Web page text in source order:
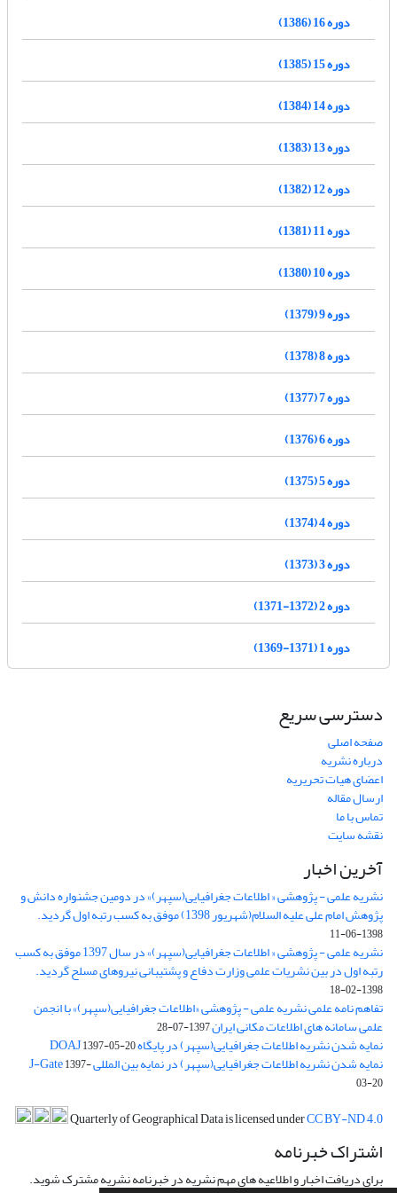
دوره 16 (1386)
دوره 15 (1385)
دوره 14 (1384)
دوره 13 (1383)
دوره 12 (1382)
دوره 11 (1381)
دوره 10 (1380)
دوره 9 (1379)
دوره 8 (1378)
دوره 7 (1377)
دوره 6 (1376)
دوره 5 (1375)
دوره 4 (1374)
دوره 3 (1373)
دوره 2 (1372-1371)
دوره 1 (1371-1369)
دسترسی سریع
صفحه اصلی
درباره نشریه
اعضای هیات تحریریه
ارسال مقاله
تماس با ما
نقشه سایت
آخرین اخبار
نشریه علمی - پژوهشی « اطلاعات جغرافیایی(سپهر)» در دومین جشنواره دانش و
پژوهش امام علی علیه السلام(شهریور 1398) موفق به کسب رتبه اول گردید.
1398-06-11
نشریه علمی - پژوهشی « اطلاعات جغرافیایی(سپهر)» در سال 1397 موفق به کسب
رتبه اول در بین نشریات علمی وزارت دفاع و پشتیبانی نیروهای مسلح گردید.
1398-02-18
تفاهم نامه علمی نشریه علمی - پژوهشی «اطلاعات جغرافیایی(سپهر)» با انجمن
علمی سامانه های اطلاعات مکانی ایران1397-07-28
نمایه شدن نشریه اطلاعات جغرافیایی(سپهر) در پایگاه DOAJ1397-05-20
نمایه شدن نشریه اطلاعات جغرافیایی(سپهر) در نمایه بین المللی J-Gate1397-
03-20
Quarterly of Geographical Data is licensed underCC BY-ND 4.0
اشتراک خبرنامه
برای دریافت اخبار و اطلاعیه های مهم نشریه در خبرنامه نشریه مشترک شوید.